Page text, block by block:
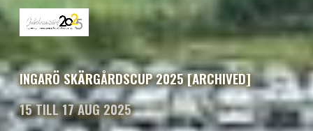
INGARÖ SKÄRGÅRDSCUP 2025 [ARCHIVED]
15 TILL 17 AUG 2025